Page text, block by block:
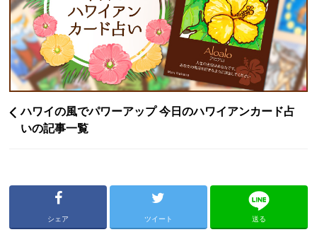
ハワイの風でパワーアップ 今日のハワイアンカード占
いの記事一覧
シェア ツイート 送る